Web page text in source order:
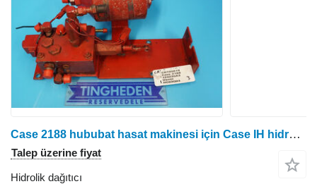
Case 2188 hububat hasat makinesi için Case IH hidrolik dağıtıcı
Talep üzerine fiyat
Hidrolik dağıtıcı